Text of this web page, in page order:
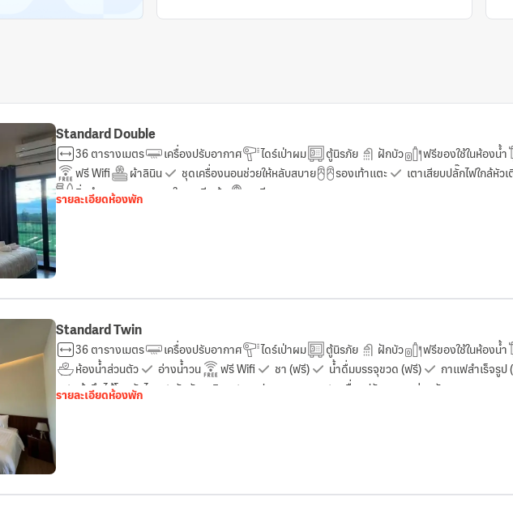
Standard Double
36 ตารางเมตร เครื่องปรับอากาศ ไดร์เป่าผม ตู้นิรภัย ฝักบัว ฟรีของใช้ในห้องน้ำ
ฟรี Wifi
ผ้าลินิน ชุดเครื่องนอนช่วยให้หลับสบาย รองเท้าแตะ เตาเสียบปลั๊กไฟใกล้หัว
สิ่งอำนวยความสะดวกในการรีดผ้า
ระเบียง
รายละเอียดห้องพัก
Standard Twin
36 ตารางเมตร เครื่องปรับอากาศ ไดร์เป่าผม ตู้นิรภัย ฝักบัว ฟรีของใช้ในห้องน้ำ
ห้องน้ำส่วนตัว
อ่างน้ำวน ฟรี Wifi ชา (ฟรี) น้ำดื่มบรรจุขวด (ฟรี) กาแฟสำเร็จรูป
เข้าถึงได้โดยบันได
ถังดับเพลิง ชุดปฐมพยาบาล เครื่องปรับอากาศส่วนตัว
รายละเอียดห้องพัก